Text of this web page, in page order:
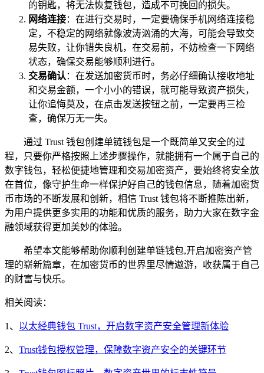
的钥匙，将无法恢复钱包，造成不可挽回的损失。
网络连接：在进行交易时，一定要确保手机网络连接稳
定，不稳定的网络就像波涛汹涌的大海，可能会导致交
易失败，让你错失良机，在交易前，不妨检查一下网络
状态，确保交易能够顺利进行。
交易确认 ：在发送加密货币时，务必仔细确认接收地址
和交易金额，一个小小的错误，就可能导致资产损失，
让你追悔莫及，在点击发送按钮之前，一定要再三检
查，确保万无一失。
通过 Trust 钱包创建单链钱包是一个既简单又安全的过
程，只要你严格按照上述步骤操作，就能拥有一个属于自己的
数字钱包，轻松便捷地管理和交易加密资产，要始终将安全放
在首位，像守护生命一样保护好自己的钱包信息，随着加密货
币市场的不断发展和创新，相信 Trust 钱包将不断推陈出新，
为用户提供更多实用的功能和优质的服务，助力大家在数字金
融领域获得更加美妙的体验。
希望本文能够帮助你顺利创建单链钱包,开启加密资产管
理的崭新篇章，在加密货币的世界里尽情遨游，收获属于自己
的财富与快乐。
相关阅读：
1、 以太经典钱包 Trust，开启数字资产安全管理新体验
2、 Trust钱包授权管理，保障数字资产安全的关键环节